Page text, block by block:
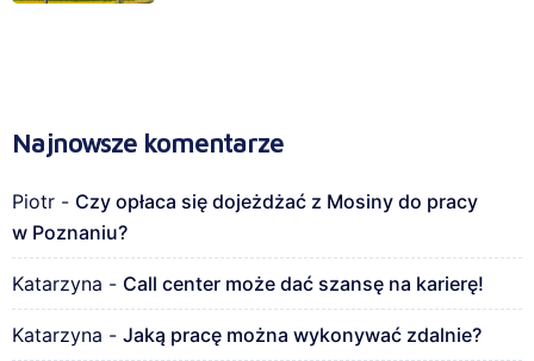
Najnowsze komentarze
Piotr - Czy opłaca się dojeżdżać z Mosiny do pracy
w Poznaniu?
Katarzyna - Call center może dać szansę na karierę!
Katarzyna - Jaką pracę można wykonywać zdalnie?